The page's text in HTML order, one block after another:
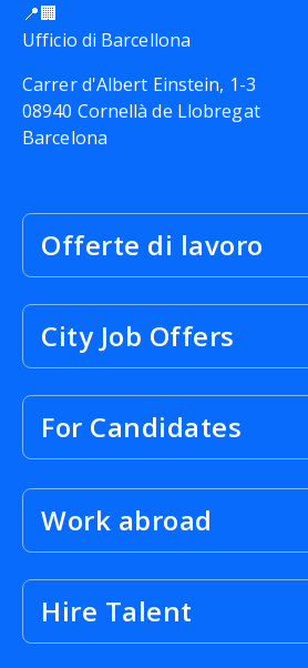
📍🏢
Ufficio di Barcellona
Carrer d'Albert Einstein, 1-3
08940 Cornellà de Llobregat
Barcelona
Offerte di lavoro
City Job Offers
For Candidates
Work abroad
Hire Talent